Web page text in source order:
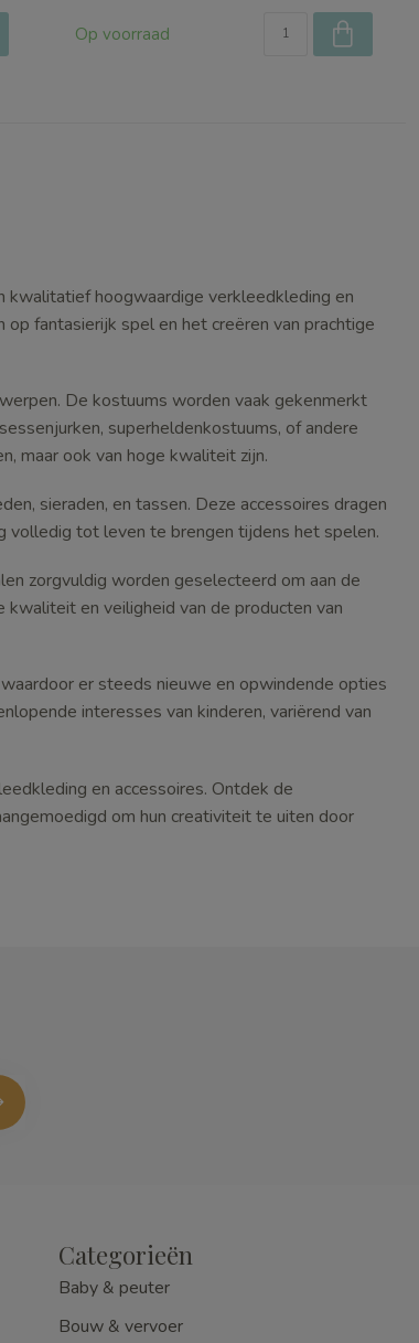
Op voorraad
kwalitatief hoogwaardige verkleedkleding en
fantasierijk spel en het creëren van prachtige
De kostuums worden vaak gekenmerkt
superheldenkostuums, of andere
maar ook van hoge kwaliteit zijn.
sieraden, en tassen. Deze accessoires dragen
volledig tot leven te brengen tijdens het spelen.
zorgvuldig worden geselecteerd om aan de
en veiligheid van de producten van
er steeds nieuwe en opwindende opties
interesses van kinderen, variërend van
en accessoires. Ontdek de
om hun creativiteit te uiten door
Categorieën
Baby & peuter
Bouw & vervoer